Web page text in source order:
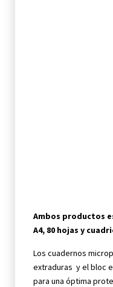
Ambos productos
A4, 80 hojas y
Los cuadernos
extraduras y el bloc
para una óptima